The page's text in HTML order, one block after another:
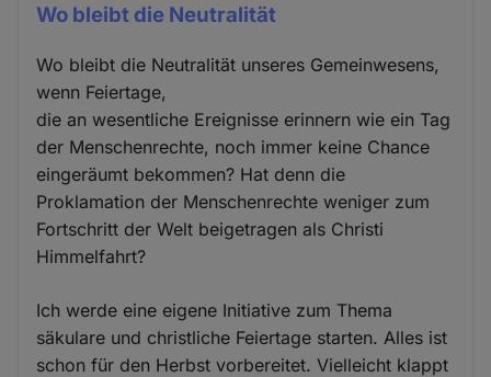
Wo bleibt die Neutralität
Wo bleibt die Neutralität unseres Gemeinwesens,
wenn Feiertage,
die an wesentliche Ereignisse erinnern wie ein Tag
der Menschenrechte, noch immer keine Chance
eingeräumt bekommen? Hat denn die
Proklamation der Menschenrechte weniger zum
Fortschritt der Welt beigetragen als Christi
Himmelfahrt?
Ich werde eine eigene Initiative zum Thema
säkulare und christliche Feiertage starten. Alles ist
schon für den Herbst vorbereitet. Vielleicht klappt